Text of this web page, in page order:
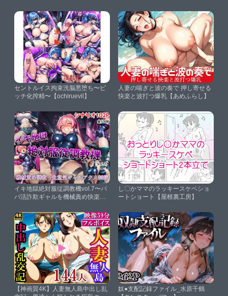
セントルイス拘束洗脳悪堕ち〜ビ
ッチ化搾精〜【ochiruevil】
人妻の喘ぎと波の奏で 押し寄せる
快楽と波打つ爆乳【あめふらし】
イキ地獄絶対服従調教機vol.7〜パ
パ活詐欺ギャルを機械責め快楽拷
屈服させる話【saltワークス】
し〇かママのラッキースケベショ
ートショート【屋根裏工房】
【神画質4K】人妻無人島中出し乱
奴●支配記録ファイル_水原千鶴